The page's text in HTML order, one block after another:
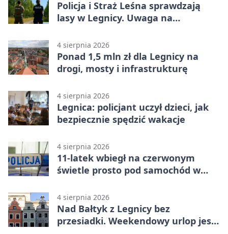
Policja i Straż Leśna sprawdzają
lasy w Legnicy. Uwaga na
4 sierpnia 2026
Ponad 1,5 mln zł dla Legnicy na
drogi, mosty i infrastrukturę
4 sierpnia 2026
Legnica: policjant uczył dzieci, jak
bezpiecznie spędzić wakacje
4 sierpnia 2026
11-latek wbiegł na czerwonym
świetle prosto pod samochód w
4 sierpnia 2026
Nad Bałtyk z Legnicy bez
przesiadki. Weekendowy urlop jest